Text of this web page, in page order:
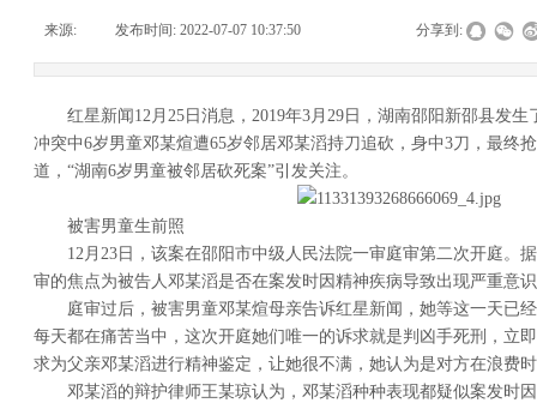
来源: 发布时间: 2022-07-07 10:37:50 分享到:
红星新闻12月25日消息，2019年3月29日，湖南邵阳新邵县发
冲突中6岁男童邓某煊遭65岁邻居邓某滔持刀追砍，身中3刀，最终
道，“湖南6岁男童被邻居砍死案”引发关注。
被害男童生前照
12月23日，该案在邵阳市中级人民法院一审庭审第二次开庭。
审的焦点为被告人邓某滔是否在案发时因精神疾病导致出现严重意
庭审过后，被害男童邓某煊母亲告诉红星新闻，她等这一天已
每天都在痛苦当中，这次开庭她们唯一的诉求就是判凶手死刑，立
求为父亲邓某滔进行精神鉴定，让她很不满，她认为是对方在浪费
邓某滔的辩护律师王某琼认为，邓某滔种种表现都疑似案发时